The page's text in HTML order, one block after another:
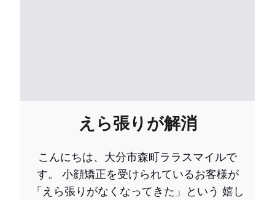
えら張りが解消
こんにちは、大分市森町ララスマイルで
す。 小顔矯正を受けられているお客様が
「えら張りがなくなってきた」という 嬉し